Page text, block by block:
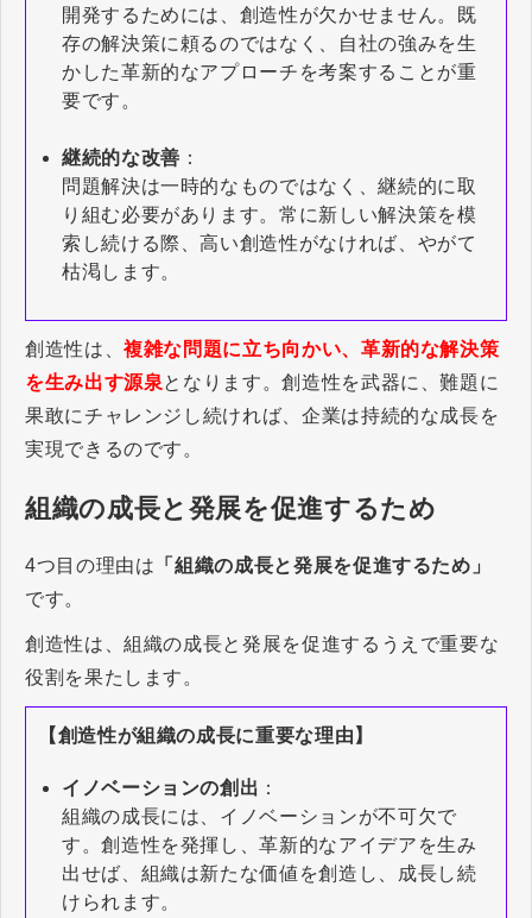
開発するためには、創造性が欠かせません。既
存の解決策に頼るのではなく、自社の強みを生
かした革新的なアプローチを考案することが重
要です。
継続的な改善 ：
問題解決は一時的なものではなく、継続的に取
り組む必要があります。常に新しい解決策を模
索し続ける際、高い創造性がなければ、やがて
枯渇します。
創造性は、複雑な問題に立ち向かい、革新的な解決策
を生み出す源泉となります。創造性を武器に、難題に
果敢にチャレンジし続ければ、企業は持続的な成長を
実現できるのです。
組織の成長と発展を促進するため
4つ目の理由は 「組織の成長と発展を促進するため」
です。
創造性は、組織の成長と発展を促進するうえで重要な
役割を果たします。
【創造性が組織の成長に重要な理由】
イノベーションの創出 ：
組織の成長には、イノベーションが不可欠で
す。創造性を発揮し、革新的なアイデアを生み
出せば、組織は新たな価値を創造し、成長し続
けられます。